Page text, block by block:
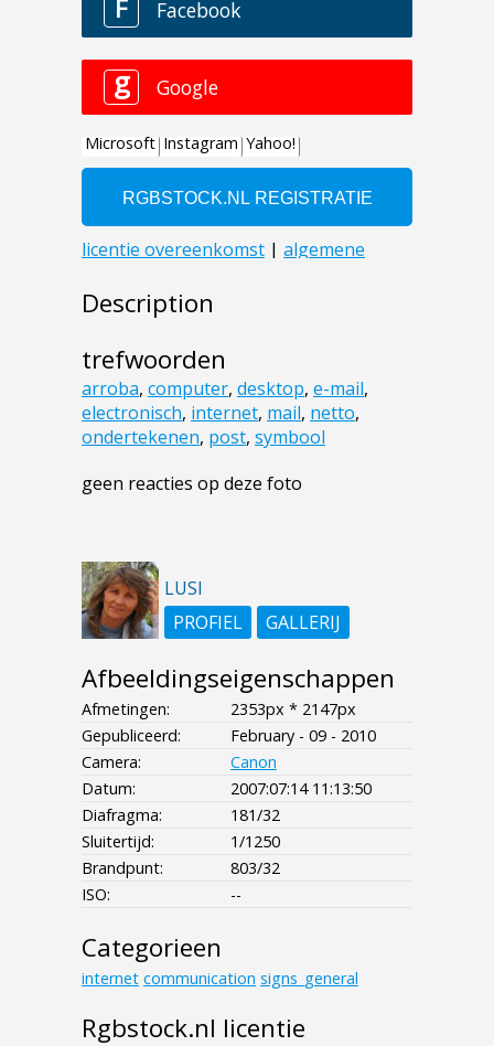
Description
trefwoorden
arroba, computer, desktop, e-mail,
electronisch, internet, mail, netto,
ondertekenen, post, symbool
geen reacties op deze foto
LUSI
PROFIEL
GALLERIJ
Afbeeldingseigenschappen
Afmetingen:
2353px * 2147px
Gepubliceerd:
February - 09 - 2010
Camera:
Canon
Datum:
2007:07:14 11:13:50
Diafragma:
181/32
Sluitertijd:
1/1250
Brandpunt:
803/32
ISO:
--
Categorieen
internet communication signs_general
Rgbstock.nl licentie